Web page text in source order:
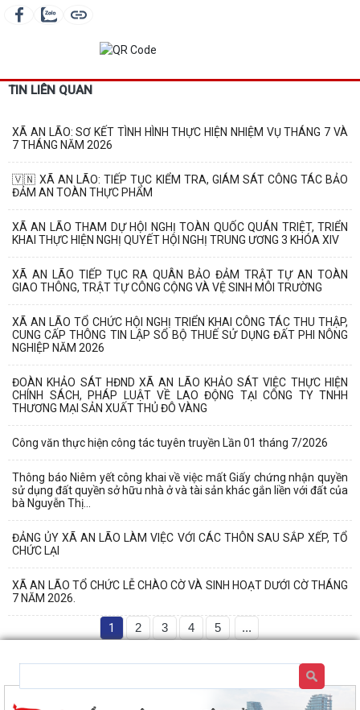
TIN LIÊN QUAN
XÃ AN LÃO: SƠ KẾT TÌNH HÌNH THỰC HIỆN NHIỆM VỤ THÁNG 7 VÀ
7 THÁNG NĂM 2026
🇻🇳 XÃ AN LÃO: TIẾP TỤC KIỂM TRA, GIÁM SÁT CÔNG TÁC BẢO
ĐẢM AN TOÀN THỰC PHẨM
XÃ AN LÃO THAM DỰ HỘI NGHỊ TOÀN QUỐC QUÁN TRIỆT, TRIỂN
KHAI THỰC HIỆN NGHỊ QUYẾT HỘI NGHỊ TRUNG ƯƠNG 3 KHÓA XIV
XÃ AN LÃO TIẾP TỤC RA QUÂN BẢO ĐẢM TRẬT TỰ AN TOÀN
GIAO THÔNG, TRẬT TỰ CÔNG CỘNG VÀ VỆ SINH MÔI TRƯỜNG
XÃ AN LÃO TỔ CHỨC HỘI NGHỊ TRIỂN KHAI CÔNG TÁC THU THẬP,
CUNG CẤP THÔNG TIN LẬP SỔ BỘ THUẾ SỬ DỤNG ĐẤT PHI NÔNG
NGHIỆP NĂM 2026
ĐOÀN KHẢO SÁT HĐND XÃ AN LÃO KHẢO SÁT VIỆC THỰC HIỆN
CHÍNH SÁCH, PHÁP LUẬT VỀ LAO ĐỘNG TẠI CÔNG TY TNHH
THƯƠNG MẠI SẢN XUẤT THỦ ĐÔ VÀNG
Công văn thực hiện công tác tuyên truyền Lần 01 tháng 7/2026
Thông báo Niêm yết công khai về việc mất Giấy chứng nhận quyền
sử dụng đất quyền sở hữu nhà ở và tài sản khác gắn liền với đất của
bà Nguyễn Thị...
ĐẢNG ỦY XÃ AN LÃO LÀM VIỆC VỚI CÁC THÔN SAU SẮP XẾP, TỔ
CHỨC LẠI
XÃ AN LÃO TỔ CHỨC LỄ CHÀO CỜ VÀ SINH HOẠT DƯỚI CỜ THÁNG
7 NĂM 2026.
1 2 3 4 5 ...